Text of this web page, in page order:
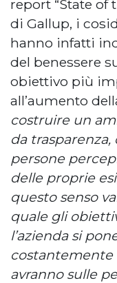
report “State of
di Gallup, i
hanno infatti
del benessere
obiettivo più
all’aumento
costruire un
da
persone
delle proprie
questo senso
quale gli
l’azienda si
costantemente
avranno sulle